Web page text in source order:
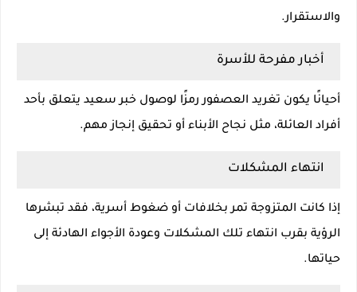
والاستقرار.
أخبار مفرحة للأسرة
أحيانًا يكون تغريد العصفور رمزًا لوصول خبر سعيد يتعلق بأحد
أفراد العائلة، مثل نجاح الأبناء أو تحقيق إنجاز مهم.
انتهاء المشكلات
إذا كانت المتزوجة تمر بخلافات أو ضغوط أسرية، فقد تبشرها
الرؤية بقرب انتهاء تلك المشكلات وعودة الأجواء الهادئة إلى
حياتها.